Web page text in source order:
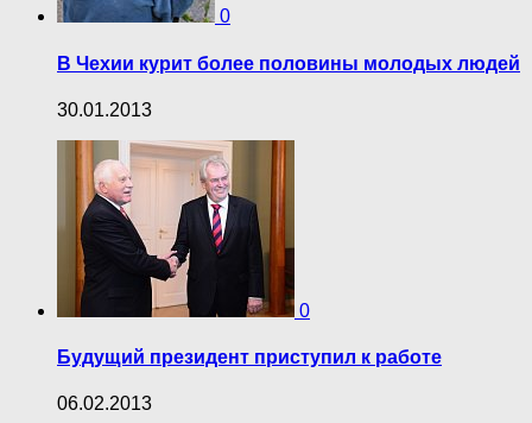
0
В Чехии курит более половины молодых людей
30.01.2013
0
Будущий президент приступил к работе
06.02.2013